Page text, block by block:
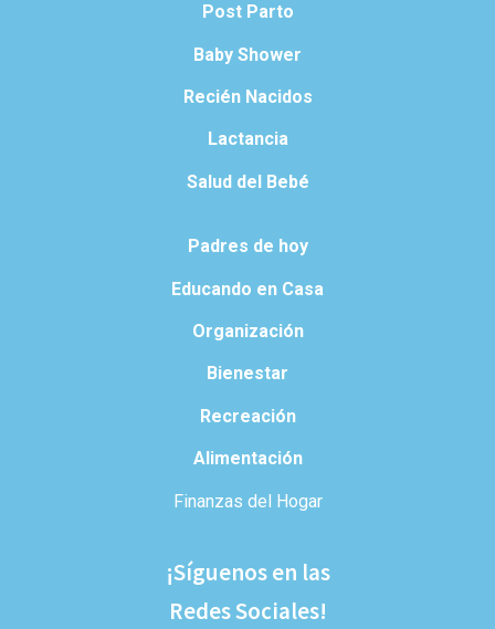
Post Parto
Baby Shower
Recién Nacidos
Lactancia
Salud del Bebé
Padres de hoy
Educando en Casa
Organización
Bienestar
Recreación
Alimentación
Finanzas del Hogar
¡Síguenos en las
Redes Sociales!